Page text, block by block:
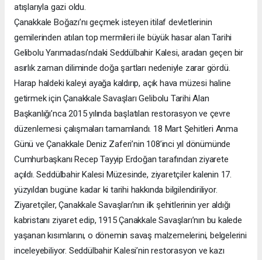
atışlarıyla gazi oldu.
Çanakkale Boğazı’nı geçmek isteyen itilaf devletlerinin
gemilerinden atılan top mermileri ile büyük hasar alan Tarihi
Gelibolu Yarımadası’ndaki Seddülbahir Kalesi, aradan geçen bir
asırlık zaman diliminde doğa şartları nedeniyle zarar gördü.
Harap haldeki kaleyi ayağa kaldırıp, açık hava müzesi haline
getirmek için Çanakkale Savaşları Gelibolu Tarihi Alan
Başkanlığı’nca 2015 yılında başlatılan restorasyon ve çevre
düzenlemesi çalışmaları tamamlandı. 18 Mart Şehitleri Anma
Günü ve Çanakkale Deniz Zaferi’nin 108’inci yıl dönümünde
Cumhurbaşkanı Recep Tayyip Erdoğan tarafından ziyarete
açıldı. Seddülbahir Kalesi Müzesinde, ziyaretçiler kalenin 17.
yüzyıldan bugüne kadar ki tarihi hakkında bilgilendiriliyor.
Ziyaretçiler, Çanakkale Savaşları’nın ilk şehitlerinin yer aldığı
kabristanı ziyaret edip, 1915 Çanakkale Savaşları’nın bu kalede
yaşanan kısımlarını, o dönemin savaş malzemelerini, belgelerini
inceleyebiliyor. Seddülbahir Kalesi’nin restorasyon ve kazı